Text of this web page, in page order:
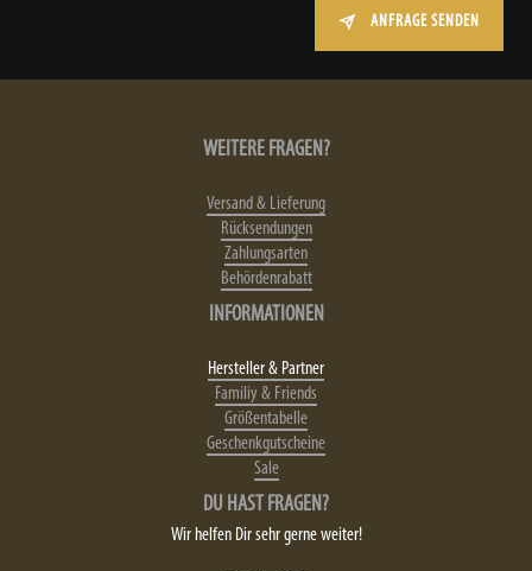
ANFRAGE SENDEN
WEITERE FRAGEN?
Versand & Lieferung
Rücksendungen
Zahlungsarten
Behördenrabatt
INFORMATIONEN
Hersteller & Partner
Familiy & Friends
Größentabelle
Geschenkgutscheine
Sale
DU HAST FRAGEN?
Wir helfen Dir sehr gerne weiter!